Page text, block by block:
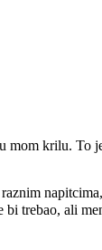
krilu. To
bi trebao, ali